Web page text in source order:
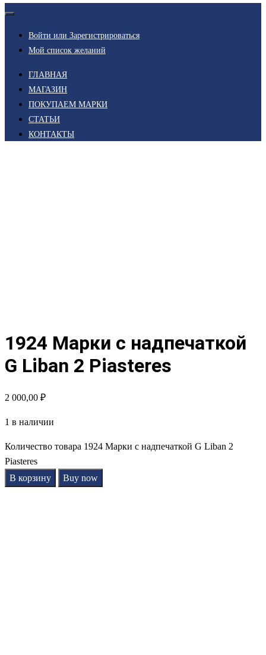
Войти или Зарегистрироваться
Мой список желаний
ГЛАВНАЯ
МАГАЗИН
ПОКУПАЕМ МАРКИ
СТАТЬИ
КОНТАКТЫ
1924 Марки с надпечаткой
G Liban 2 Piasteres
2 000,00 ₽
1 в наличии
Количество товара 1924 Марки с надпечаткой G Liban 2
Piasteres
В корзину
Buy now